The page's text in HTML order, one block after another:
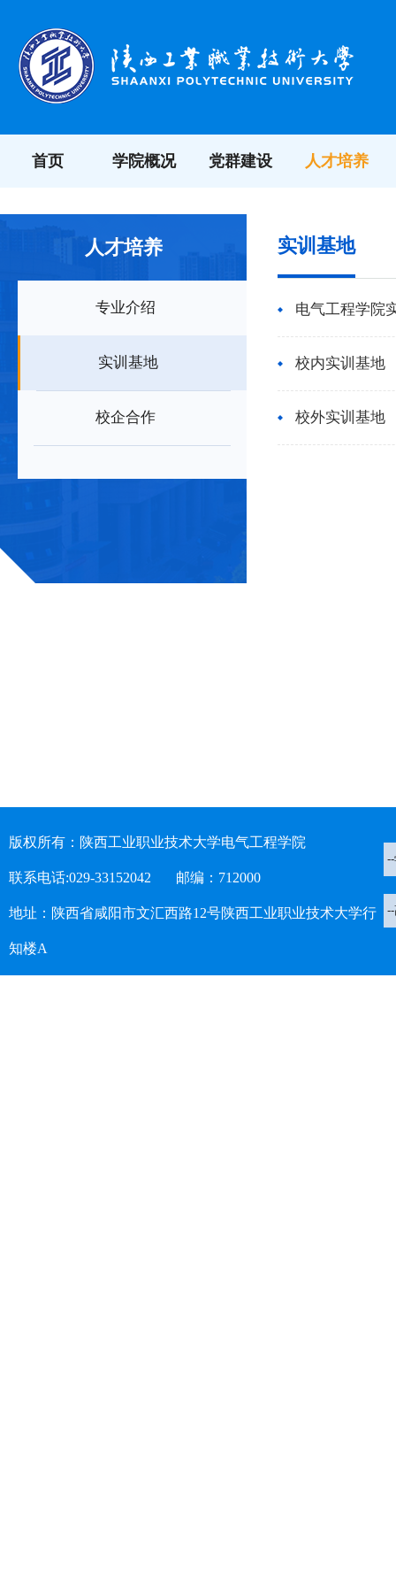
首页 学院概况 党群建设 人才培养
人才培养
专业介绍
实训基地
校企合作
实训基地
电气工程学院
校内实训基地
校外实训基地
版权所有：陕西工业职业技术大学电气工程学院
联系电话:029-33152042 邮编：712000
地址：陕西省咸阳市文汇西路12号陕西工业职业技术大学行
知楼A